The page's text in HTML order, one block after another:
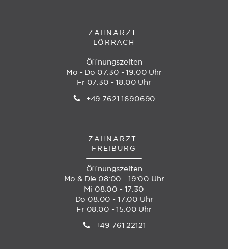
ZAHNARZT
LÖRRACH
Öffnungszeiten
Mo - Do 07:30 - 19:00 Uhr
Fr 07:30 - 18:00 Uhr
+49 7621 1690690
ZAHNARZT
FREIBURG
Öffnungszeiten
Mo & Die 08:00 - 19:00 Uhr
Mi 08:00 - 17:30
Do 08:00 - 17:00 Uhr
Fr 08:00 - 15:00 Uhr
+49 761 22121